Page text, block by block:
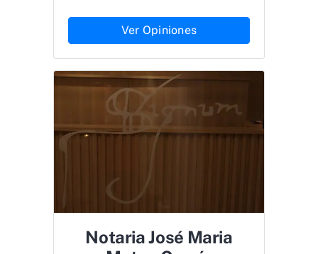
Ver Opiniones
Notaria José Maria